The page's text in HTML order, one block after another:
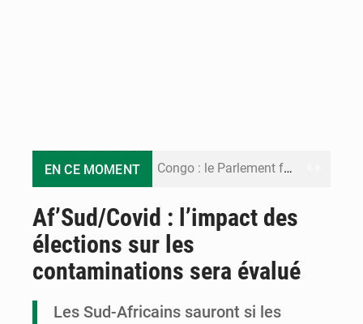
EN CE MOMENT Congo : le Parlement formule 28 recommandations sur le Cadre budgétaire 2027-2029
Congo-RDC : Brazzaville et Kinshasa renforcent leur coopération en faveur de la jeunesse
Af’Sud/Covid : l’impact des
élections sur les
contaminations sera évalué
Les Sud-Africains sauront si les